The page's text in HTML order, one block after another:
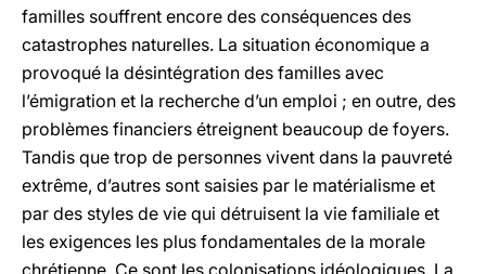
familles souffrent encore des conséquences des
catastrophes naturelles. La situation économique a
provoqué la désintégration des familles avec
l’émigration et la recherche d’un emploi ; en outre, des
problèmes financiers étreignent beaucoup de foyers.
Tandis que trop de personnes vivent dans la pauvreté
extrême, d’autres sont saisies par le matérialisme et
par des styles de vie qui détruisent la vie familiale et
les exigences les plus fondamentales de la morale
chrétienne. Ce sont les colonisations idéologiques. La